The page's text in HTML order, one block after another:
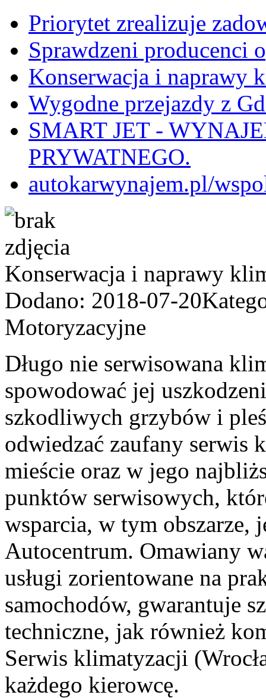
Priorytet zrealizuje
Sprawdzeni producenci
Konserwacja i naprawy
Wygodne przejazdy z
SMART JET -
PRYWATNEGO.
autokarwynajem.pl/
Konserwacja i naprawy
Dodano: 2018-07-20
Motoryzacyjne
Długo nie serwisowana
spowodować jej
szkodliwych grzybów i
odwiedzać zaufany serwis
mieście oraz w jego
punktów serwisowych,
wsparcia, w tym obszarze,
Autocentrum. Omawiany
usługi zorientowane na
samochodów, gwarantuje
techniczne, jak również
Serwis klimatyzacji
każdego kierowcę.